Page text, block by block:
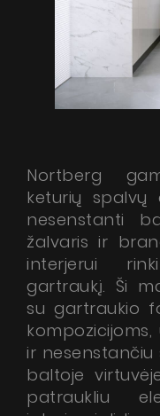
Nortberg
keturių spalvų
nesenstanti
žalvaris ir
interjerui
gartraukį. Ši
su gartraukio
ir nesenstančiu
baltoje
patraukliu